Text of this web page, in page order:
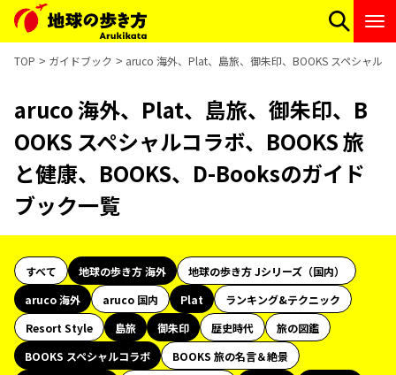
TOP ガイドブック aruco 海外、Plat、島旅、御朱印、BOOKS スペシャル
aruco 海外、Plat、島旅、御朱印、B
OOKS スペシャルコラボ、BOOKS 旅
と健康、BOOKS、D-Booksのガイド
ブック一覧
すべて 地球の歩き方 海外
地球の歩き方 Jシリーズ（国内）
aruco 海外
aruco 国内 Plat
ランキング&テクニック
Resort Style
島旅 御朱印 歴史時代
旅の図鑑
BOOKS スペシャルコラボ
BOOKS 旅の名言＆絶景